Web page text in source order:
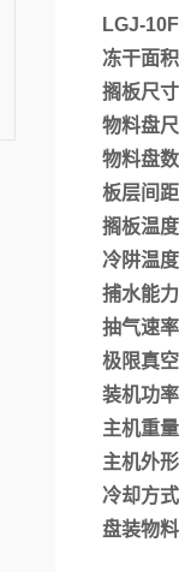
LGJ-
冻干面积
搁板尺寸
物料盘尺
物料盘数
板层间距
搁板温度
冷阱温度
捕水能力
抽气速率
极限真空
装机功率
主机重量
主机外形
冷却方式
盘装物料